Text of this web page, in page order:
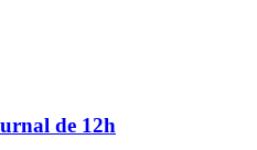
de 12h